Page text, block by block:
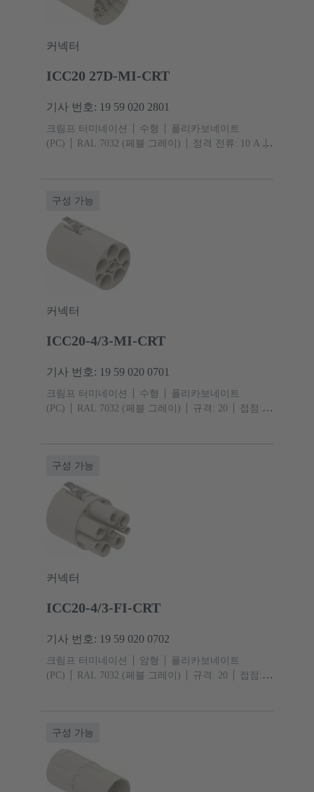
커넥터
ICC20 27D-MI-CRT
기사 번호: 19 59 020 2801
크림프 터미네이션 수형
폴리카보네이트
(PC)
RAL 7032 (페블 그레이)
정격 전류: ‌10 A
구성 가능
커넥터
ICC20-4/3-MI-CRT
기사 번호: 19 59 020 0701
크림프 터미네이션 수형
폴리카보네이트
(PC)
RAL 7032 (페블 그레이) 규격: 20
접점:
구성 가능
커넥터
ICC20-4/3-FI-CRT
기사 번호: 19 59 020 0702
크림프 터미네이션 암형
폴리카보네이트
(PC)
RAL 7032 (페블 그레이) 규격: 20
접점:
구성 가능